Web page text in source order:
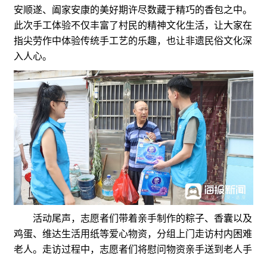
安顺遂、阖家安康的美好期许尽数藏于精巧的香包之中。
此次手工体验不仅丰富了村民的精神文化生活，让大家在
指尖劳作中体验传统手工艺的乐趣，也让非遗民俗文化深
入人心。
活动尾声，志愿者们带着亲手制作的粽子、香囊以及
鸡蛋、维达生活用纸等爱心物资，分组上门走访村内困难
老人。走访过程中，志愿者们将慰问物资亲手送到老人手